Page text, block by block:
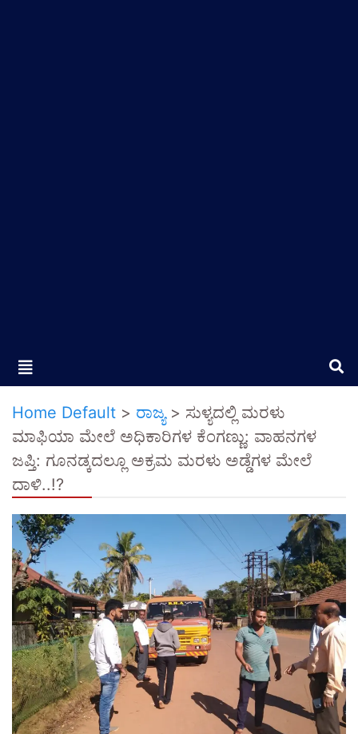
Home Default > ರಾಜ್ಯ> ಸುಳ್ಯದಲ್ಲಿ ಮರಳು
ಮಾಫಿಯಾ ಮೇಲೆ ಅಧಿಕಾರಿಗಳ ಕೆಂಗಣ್ಣು: ವಾಹನಗಳ
ಜಪ್ತಿ: ಗೂನಡ್ಕದಲ್ಲೂ ಅಕ್ರಮ ಮರಳು ಅಡ್ಡೆಗಳ ಮೇಲೆ
ದಾಳಿ..!?